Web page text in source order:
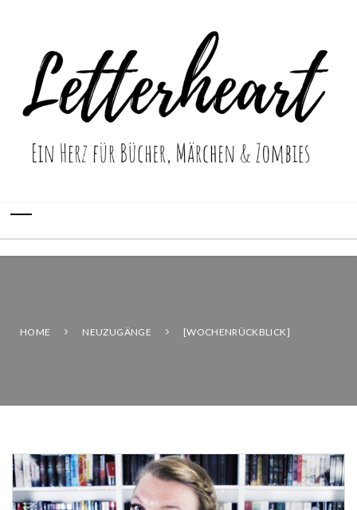
HOME NEUZUGÄNGE [WOCHENRÜCKBLICK]